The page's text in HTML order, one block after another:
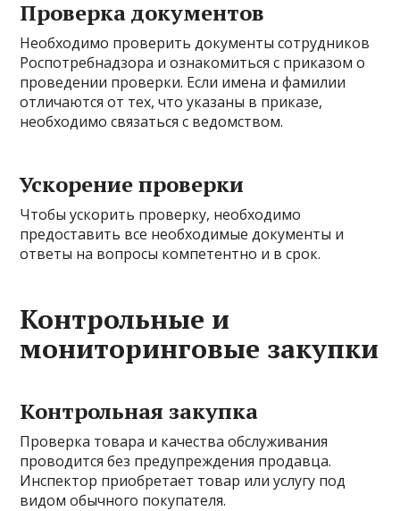
Проверка документов
Необходимо проверить документы сотрудников
Роспотребнадзора и ознакомиться с приказом о
проведении проверки. Если имена и фамилии
отличаются от тех, что указаны в приказе,
необходимо связаться с ведомством.
Ускорение проверки
Чтобы ускорить проверку, необходимо
предоставить все необходимые документы и
ответы на вопросы компетентно и в срок.
Контрольные и
мониторинговые закупки
Контрольная закупка
Проверка товара и качества обслуживания
проводится без предупреждения продавца.
Инспектор приобретает товар или услугу под
видом обычного покупателя.